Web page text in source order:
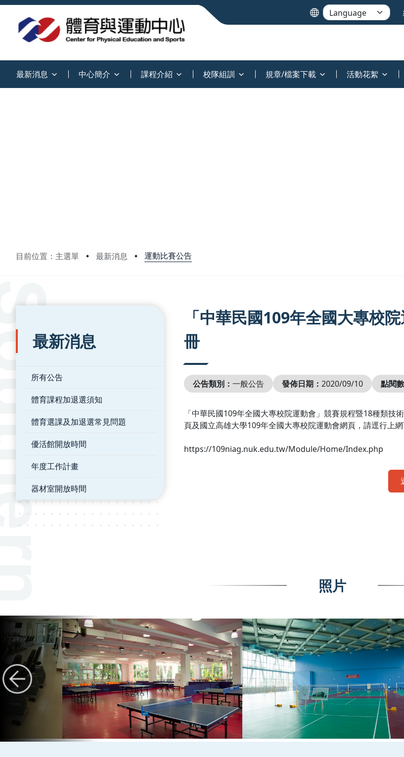
最新消息 中心簡介 課程介紹 校隊組訓 規章/檔案下載 活動花絮
目前位置：主選單 最新消息 運動比賽公告
:::
最新消息
所有公告
體育課程加退選須知
體育選課及加退選常見問題
優活館開放時間
年度工作計畫
器材室開放時間
「中華民國109年全國大專校
冊
公告類別： 一般公告 發佈日期： 2020/09/10 點閱
「中華民國109年全國大專校院運動會」競賽規程暨18種類
頁及國立高雄大學109年全國大專校院運動會網頁，請逕行上
https://109niag.nuk.edu.tw/Module/Home/Index.php
照片